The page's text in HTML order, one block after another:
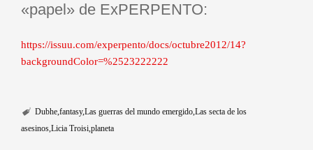
«papel» de ExPERPENTO:
https://issuu.com/experpento/docs/octubre2012/14?
backgroundColor=%2523222222
Dubhe fantasy Las guerras del mundo emergido Las secta de los
asesinos Licia Troisi planeta